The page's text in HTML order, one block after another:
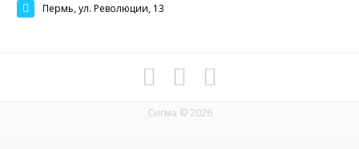
Пермь, ул. Революции, 13
Сигма © 2026